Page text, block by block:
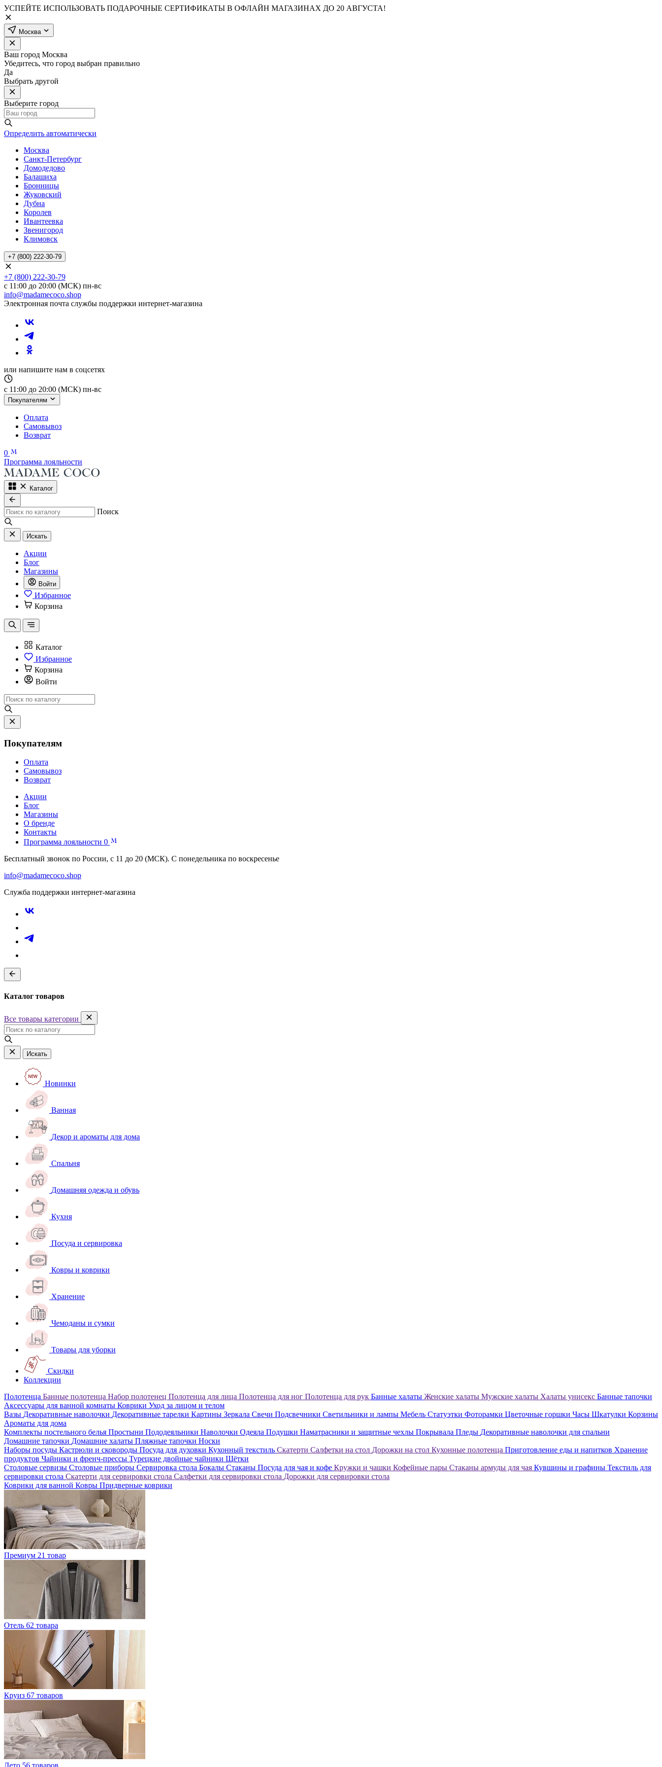
УСПЕЙТЕ ИСПОЛЬЗОВАТЬ ПОДАРОЧНЫЕ СЕРТИФИКАТЫ В ОФЛАЙН МАГАЗИНАХ ДО 20 АВГУСТА!
Москва
Ваш город Москва
Убедитесь, что город выбран правильно
Да
Выбрать другой
Выберите город
Определить автоматически
Москва
Санкт-Петербург
Домодедово
Балашиха
Бронницы
Жуковский
Дубна
Королев
Ивантеевка
Звенигород
Климовск
+7 (800) 222-30-79
+7 (800) 222-30-79
с 11:00 до 20:00 (МСК) пн-вс
info@madamecoco.shop
Электронная почта службы поддержки интернет-магазина
или напишите нам в соцсетях
с 11:00 до 20:00 (МСК) пн-вс
Покупателям
Оплата
Самовывоз
Возврат
0
Программа лояльности
Каталог
Поиск
Искать
Акции
Блог
Магазины
Войти
Избранное
Корзина
Каталог
Избранное
Корзина
Войти
Покупателям
Оплата
Самовывоз
Возврат
Акции
Блог
Магазины
О бренде
Контакты
Программа лояльности 0
Бесплатный звонок по России, с 11 до 20 (МСК). С понедельника по воскресенье
info@madamecoco.shop
Служба поддержки интернет-магазина
Каталог товаров
Все товары категории
Искать
Новинки
Ванная
Декор и ароматы для дома
Спальня
Домашняя одежда и обувь
Кухня
Посуда и сервировка
Ковры и коврики
Хранение
Чемоданы и сумки
Товары для уборки
Скидки
Коллекции
Полотенца Банные полотенца Набор полотенец Полотенца для лица Полотенца для ног Полотенца для рук Банные халаты Женские халаты Мужские халаты Халаты унисекс Банные тапочки
Аксессуары для ванной комнаты Коврики Уход за лицом и телом
Вазы Декоративные наволочки Декоративные тарелки Картины Зеркала Свечи Подсвечники Светильники и лампы Мебель Статуэтки Фоторамки Цветочные горшки Часы Шкатулки Корзины
Ароматы для дома
Комплекты постельного белья Простыни Пододеяльники Наволочки Одеяла Подушки Наматрасники и защитные чехлы Покрывала Пледы Декоративные наволочки для спальни
Домашние тапочки Домашние халаты Пляжные тапочки Носки
Наборы посуды Кастрюли и сковороды Посуда для духовки Кухонный текстиль Скатерти Салфетки на стол Дорожки на стол Кухонные полотенца Приготовление еды и напитков Хранение
продуктов Чайники и френч-прессы Турецкие двойные чайники Щётки
Столовые сервизы Столовые приборы Сервировка стола Бокалы Стаканы Посуда для чая и кофе Кружки и чашки Кофейные пары Стаканы армуды для чая Кувшины и графины Текстиль для
сервировки стола Скатерти для сервировки стола Салфетки для сервировки стола Дорожки для сервировки стола
Коврики для ванной Ковры Придверные коврики
Премиум 21 товар
Отель 62 товара
Круиз 67 товаров
Лето 56 товаров